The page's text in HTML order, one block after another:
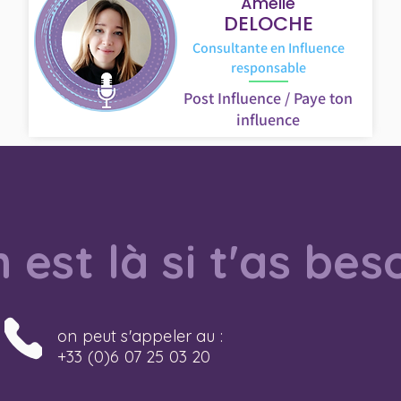
DELOCHE
Consultante en Influence
responsable
Post Influence / Paye ton
influence
est là si t'as
on peut s'appeler au :
+33 (0)6 07 25 03 20